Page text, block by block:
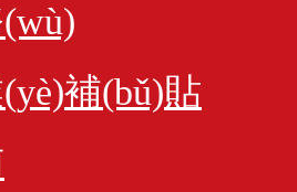
補(bǔ)貼